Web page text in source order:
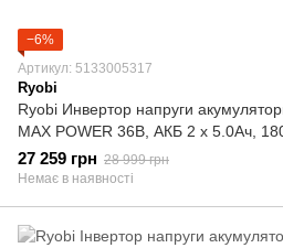
−6%
Артикул: 5133005317
Ryobi
Ryobi Инвертор напруги
MAX POWER 36В, АКБ 2 х 5.0Ач,
27 259 грн 28 999 грн
Немає в наявності